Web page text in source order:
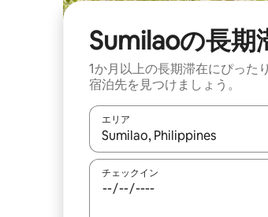
Sumilaoの長期
1か月以上の長期滞在にぴった
宿泊先を見つけましょう。
エリア
検索結果が表示されたら、上下
チェックイン